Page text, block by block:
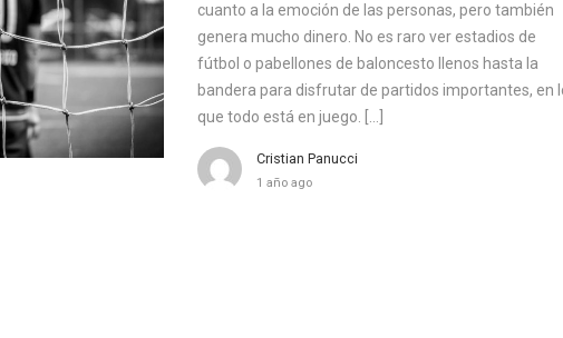
cuanto a la emoción de las personas, pero también
genera mucho dinero. No es raro ver estadios de
fútbol o pabellones de baloncesto llenos hasta la
bandera para disfrutar de partidos importantes, en
que todo está en juego. […]
Cristian Panucci
1 año ago